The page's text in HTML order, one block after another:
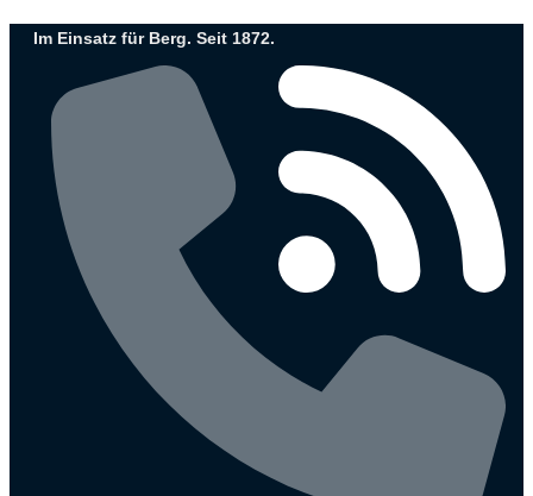
InhaltIm Einsatz für Berg. Seit 1872.